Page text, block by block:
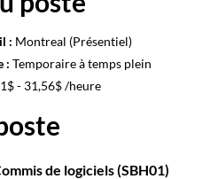
Publiez une
: Montreal (Présentiel)
: Temporaire à temps plein
- 31,56$ /heure
de logiciels (SBH01)